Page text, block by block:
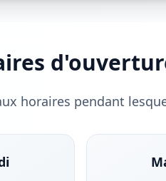
horaires pendant